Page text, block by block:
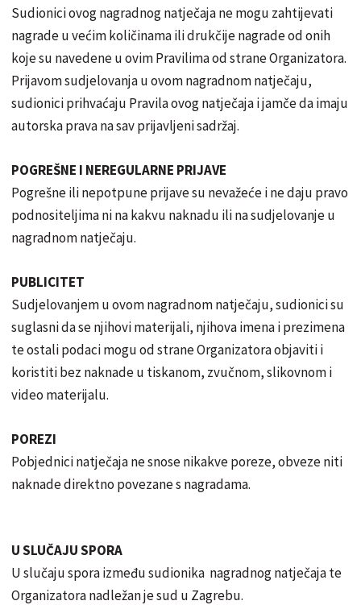
Sudionici ovog nagradnog natječaja ne mogu zahtijevati
nagrade u većim količinama ili drukčije nagrade od onih
koje su navedene u ovim Pravilima od strane Organizatora.
Prijavom sudjelovanja u ovom nagradnom natječaju,
sudionici prihvaćaju Pravila ovog natječaja i jamče da imaju
autorska prava na sav prijavljeni sadržaj.
POGREŠNE I NEREGULARNE PRIJAVE
Pogrešne ili nepotpune prijave su nevažeće i ne daju pravo
podnositeljima ni na kakvu naknadu ili na sudjelovanje u
nagradnom natječaju.
PUBLICITET
Sudjelovanjem u ovom nagradnom natječaju, sudionici su
suglasni da se njihovi materijali, njihova imena i prezimena
te ostali podaci mogu od strane Organizatora objaviti i
koristiti bez naknade u tiskanom, zvučnom, slikovnom i
video materijalu.
POREZI
Pobjednici natječaja ne snose nikakve poreze, obveze niti
naknade direktno povezane s nagradama.
U SLUČAJU SPORA
U slučaju spora između sudionika nagradnog natječaja te
Organizatora nadležan je sud u Zagrebu.